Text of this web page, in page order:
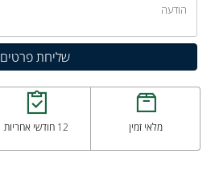
מלאי זמין 12 חודשי אחריות